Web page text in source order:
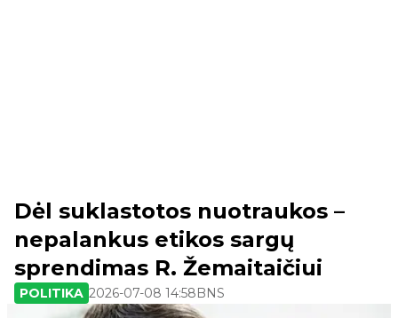
Dėl suklastotos nuotraukos –
nepalankus etikos sargų
sprendimas R. Žemaitaičiui
POLITIKA 2026-07-08 14:58BNS